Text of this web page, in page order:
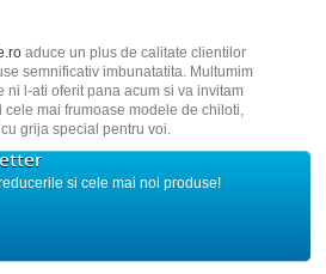
aduce un plus de calitate clientilor
semnificativ imbunatatita. Multumim
ni l-ati oferit pana acum si va invitam
mai frumoase modele de chiloti,
grija special pentru voi.
si cele mai noi produse!